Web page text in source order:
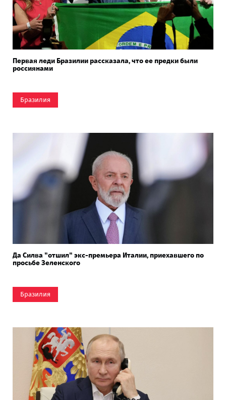
Первая леди Бразилии рассказала, что ее предки были
россиянами
Бразилия
Да Силва "отшил" экс-премьера Италии, приехавшего по
просьбе Зеленского
Бразилия